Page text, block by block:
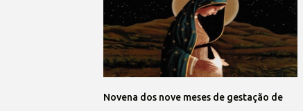
Novena dos nove meses de gestação de